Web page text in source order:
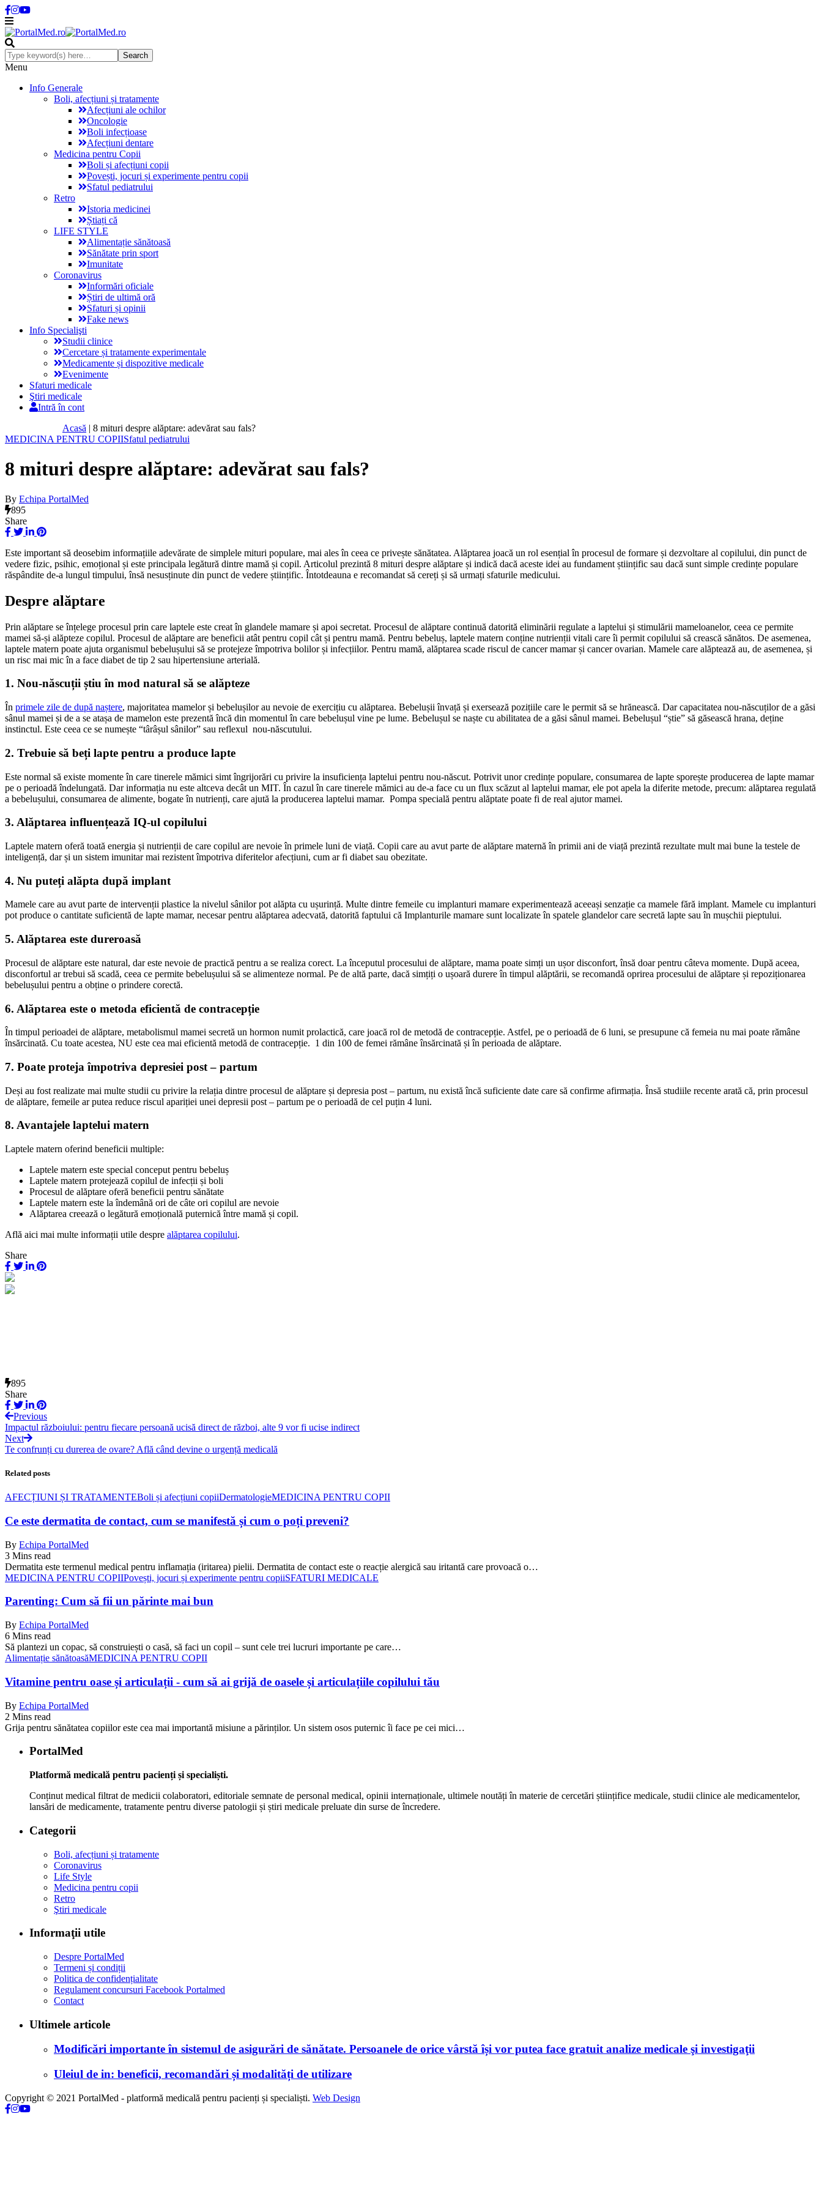
Menu
Info Generale
Boli, afecțiuni și tratamente
Afecțiuni ale ochilor
Oncologie
Boli infecțioase
Afecțiuni dentare
Medicina pentru Copii
Boli și afecțiuni copii
Povești, jocuri și experimente pentru copii
Sfatul pediatrului
Retro
Istoria medicinei
Știați că
LIFE STYLE
Alimentație sănătoasă
Sănătate prin sport
Imunitate
Coronavirus
Informări oficiale
Știri de ultimă oră
Sfaturi și opinii
Fake news
Info Specialişti
Studii clinice
Cercetare și tratamente experimentale
Medicamente și dispozitive medicale
Evenimente
Sfaturi medicale
Ştiri medicale
Intră în cont
Acasă | 8 mituri despre alăptare: adevărat sau fals?
MEDICINA PENTRU COPIISfatul pediatrului
8 mituri despre alăptare: adevărat sau fals?
By Echipa PortalMed
895
Share
Este important să deosebim informațiile adevărate de simplele mituri populare, mai ales în ceea ce privește sănătatea. Alăptarea joacă un rol esențial în procesul de formare și dezvoltare al copilului, din punct de
vedere fizic, psihic, emoțional și este principala legătură dintre mamă și copil. Articolul prezintă 8 mituri despre alăptare și indică dacă aceste idei au fundament științific sau dacă sunt simple credințe populare
răspândite de-a lungul timpului, însă nesusținute din punct de vedere științific. Întotdeauna e recomandat să cereți și să urmați sfaturile medicului.
Despre alăptare
Prin alăptare se înțelege procesul prin care laptele este creat în glandele mamare și apoi secretat. Procesul de alăptare continuă datorită eliminării regulate a laptelui și stimulării mameloanelor, ceea ce permite
mamei să-și alăpteze copilul. Procesul de alăptare are beneficii atât pentru copil cât și pentru mamă. Pentru bebeluș, laptele matern conține nutrienții vitali care îi permit copilului să crească sănătos. De asemenea,
laptele matern poate ajuta organismul bebelușului să se protejeze împotriva bolilor și infecțiilor. Pentru mamă, alăptarea scade riscul de cancer mamar și cancer ovarian. Mamele care alăptează au, de asemenea, și
un risc mai mic în a face diabet de tip 2 sau hipertensiune arterială.
1. Nou-născuții știu în mod natural să se alăpteze
În primele zile de după naștere, majoritatea mamelor și bebelușilor au nevoie de exercițiu cu alăptarea. Bebelușii învață și exersează pozițiile care le permit să se hrănească. Dar capacitatea nou-născuților de a găsi
sânul mamei și de a se atașa de mamelon este prezentă încă din momentul în care bebelușul vine pe lume. Bebelușul se naște cu abilitatea de a găsi sânul mamei. Bebelușul “știe” să găsească hrana, deține
instinctul. Este ceea ce se numește “târâșul sânilor” sau reflexul nou-născutului.
2. Trebuie să beți lapte pentru a produce lapte
Este normal să existe momente în care tinerele mămici simt îngrijorări cu privire la insuficiența laptelui pentru nou-născut. Potrivit unor credințe populare, consumarea de lapte sporește producerea de lapte mamar
pe o perioadă îndelungată. Dar informația nu este altceva decât un MIT. În cazul în care tinerele mămici au de-a face cu un flux scăzut al laptelui mamar, ele pot apela la diferite metode, precum: alăptarea regulată
a bebelușului, consumarea de alimente, bogate în nutrienți, care ajută la producerea laptelui mamar. Pompa specială pentru alăptate poate fi de real ajutor mamei.
3. Alăptarea influențează IQ-ul copilului
Laptele matern oferă toată energia și nutrienții de care copilul are nevoie în primele luni de viață. Copii care au avut parte de alăptare maternă în primii ani de viață prezintă rezultate mult mai bune la testele de
inteligență, dar și un sistem imunitar mai rezistent împotriva diferitelor afecțiuni, cum ar fi diabet sau obezitate.
4. Nu puteți alăpta după implant
Mamele care au avut parte de intervenții plastice la nivelul sânilor pot alăpta cu ușurință. Multe dintre femeile cu implanturi mamare experimentează aceeași senzație ca mamele fără implant. Mamele cu implanturi
pot produce o cantitate suficientă de lapte mamar, necesar pentru alăptarea adecvată, datorită faptului că Implanturile mamare sunt localizate în spatele glandelor care secretă lapte sau în mușchii pieptului.
5. Alăptarea este dureroasă
Procesul de alăptare este natural, dar este nevoie de practică pentru a se realiza corect. La începutul procesului de alăptare, mama poate simți un ușor disconfort, însă doar pentru câteva momente. După aceea,
disconfortul ar trebui să scadă, ceea ce permite bebelușului să se alimenteze normal. Pe de altă parte, dacă simțiți o ușoară durere în timpul alăptării, se recomandă oprirea procesului de alăptare și repoziționarea
bebelușului pentru a obține o prindere corectă.
6. Alăptarea este o metoda eficientă de contracepție
În timpul perioadei de alăptare, metabolismul mamei secretă un hormon numit prolactică, care joacă rol de metodă de contracepție. Astfel, pe o perioadă de 6 luni, se presupune că femeia nu mai poate rămâne
însărcinată. Cu toate acestea, NU este cea mai eficientă metodă de contracepție. 1 din 100 de femei rămâne însărcinată și în perioada de alăptare.
7. Poate proteja împotriva depresiei post – partum
Deși au fost realizate mai multe studii cu privire la relația dintre procesul de alăptare și depresia post – partum, nu există încă suficiente date care să confirme afirmația. Însă studiile recente arată că, prin procesul
de alăptare, femeile ar putea reduce riscul apariției unei depresii post – partum pe o perioadă de cel puțin 4 luni.
8. Avantajele laptelui matern
Laptele matern oferind beneficii multiple:
Laptele matern este special conceput pentru bebeluș
Laptele matern protejează copilul de infecții și boli
Procesul de alăptare oferă beneficii pentru sănătate
Laptele matern este la îndemână ori de câte ori copilul are nevoie
Alăptarea creează o legătură emoțională puternică între mamă și copil.
Află aici mai multe informații utile despre alăptarea copilului.
Share
895
Share
Previous
Impactul războiului: pentru fiecare persoană ucisă direct de război, alte 9 vor fi ucise indirect
Next
Te confrunți cu durerea de ovare? Află când devine o urgență medicală
Related posts
AFECȚIUNI ȘI TRATAMENTEBoli și afecțiuni copiiDermatologieMEDICINA PENTRU COPII
Ce este dermatita de contact, cum se manifestă și cum o poți preveni?
By Echipa PortalMed
3 Mins read
Dermatita este termenul medical pentru inflamația (iritarea) pielii. Dermatita de contact este o reacție alergică sau iritantă care provoacă o…
MEDICINA PENTRU COPIIPovești, jocuri și experimente pentru copiiSFATURI MEDICALE
Parenting: Cum să fii un părinte mai bun
By Echipa PortalMed
6 Mins read
Să plantezi un copac, să construiești o casă, să faci un copil – sunt cele trei lucruri importante pe care…
Alimentație sănătoasăMEDICINA PENTRU COPII
Vitamine pentru oase și articulații - cum să ai grijă de oasele și articulațiile copilului tău
By Echipa PortalMed
2 Mins read
Grija pentru sănătatea copiilor este cea mai importantă misiune a părinților. Un sistem osos puternic îi face pe cei mici…
PortalMed
Platformă medicală pentru pacienți și specialiști.
Conținut medical filtrat de medicii colaboratori, editoriale semnate de personal medical, opinii internaționale, ultimele noutăți în materie de cercetări științifice medicale, studii clinice ale medicamentelor,
lansări de medicamente, tratamente pentru diverse patologii și știri medicale preluate din surse de încredere.
Categorii
Boli, afecțiuni și tratamente
Coronavirus
Life Style
Medicina pentru copii
Retro
Ştiri medicale
Informaţii utile
Despre PortalMed
Termeni și condiții
Politica de confidențialitate
Regulament concursuri Facebook Portalmed
Contact
Ultimele articole
Modificări importante în sistemul de asigurări de sănătate. Persoanele de orice vârstă își vor putea face gratuit analize medicale şi investigaţii
Uleiul de in: beneficii, recomandări și modalități de utilizare
Copyright © 2021 PortalMed - platformă medicală pentru pacienți și specialiști. Web Design